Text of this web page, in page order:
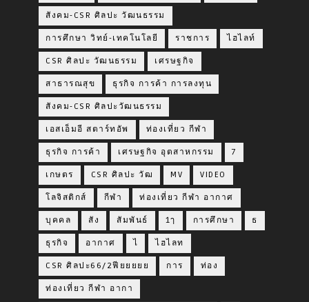
สังคม-CSR ศิลปะ วัฒนธรรม
การศึกษา วิทย์-เทคโนโลยี ราชการ ไฮไลท์
CSR ศิลปะ วัฒนธรรม เศรษฐกิจ
สาธารณสุข ธุรกิจ การค้า การลงทุน
สังคม-CSR ศิลปะวัฒนธรรม
เอสเอ็มอี สตาร์ทอัพ ท่องเที่ยว กีฬา
ธุรกิจ การค้า เศรษฐกิจ อุตสาหกรรม 7
เกษตร CSR ศิลปะ วัฒ MV VIDEO
โลจิสติกส์ กีฬา ท่องเที่ยว กีฬา อากาศ
บุคคล สัง สัมพันธ์ 1ๅ การศึกษา ธ
ธุรกิจ อากาศ ไ ไฮไลท
CSR ศิลปะ66/2ฟียยยยย การ ท่อง
ท่องเที่ยว กีฬา อากา